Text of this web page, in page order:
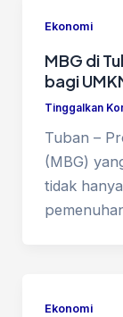
Ekonomi
MBG di
bagi
Tinggalkan
Tuban –
(MBG)
tidak
Ekonomi